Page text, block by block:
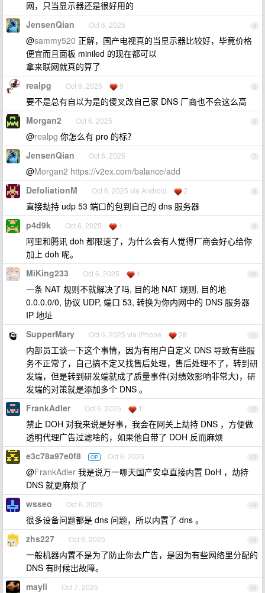
网，只当显示器还是很好用的
4
JensenQian Oct 6, 2025
@sammy520 正解，国产电视真的当显示器比较好，毕竟价格
便宜而且面板 miniled 的现在都可以
拿来联网就真的算了
5
realpg Oct 6, 2025 9
要不是总有自以为是的傻叉改自己家 DNS 厂商也不会这么高
6
Morgan2 Oct 6, 2025
@realpg 你怎么有 pro 的标？
7
JensenQian Oct 6, 2025
@Morgan2 https://v2ex.com/balance/add
8
DefoliationM Oct 6, 2025 via Android 2
直接劫持 udp 53 端口的包到自己的 dns 服务器
9
p4d9k Oct 6, 2025 1
阿里和腾讯 doh 都限速了，为什么会有人觉得厂商会好心给你
加上 doh 呢。
10
MiKing233 Oct 6, 2025 1
一条 NAT 规则不就解决了吗, 目的地 NAT 规则, 目的地
0.0.0.0/0, 协议 UDP, 端口 53, 转换为你内网中的 DNS 服务器
IP 地址
11
SupperMary Oct 6, 2025 via iPhone 28
内部员工谈一下这个事情，因为有用户自定义 DNS 导致有些服
务不正常了，自己搞不定又找售后处理，售后处理不了，转到研
发端，但是转到研发端就成了质量事件(对绩效影响非常大)，研
发端的对策就是添加多个 DNS 。
12
FrankAdler Oct 6, 2025 1
禁止 DOH 对我来说是好事，我会在网关上劫持 DNS ，方便做
透明代理广告过滤啥的，如果他自带了 DOH 反而麻烦
13
e3c78a97e0f8 OP Oct 6, 2025
@FrankAdler 我是说万一哪天国产安卓直接内置 DoH ，劫持
DNS 就更麻烦了
14
wsseo Oct 6, 2025
很多设备问题都是 dns 问题，所以内置了 dns 。
15
zhs227 Oct 6, 2025
一般机器内置不是为了防止你去广告，是因为有些网络里分配的
DNS 有时候出故障。
16
mayli Oct 7, 2025